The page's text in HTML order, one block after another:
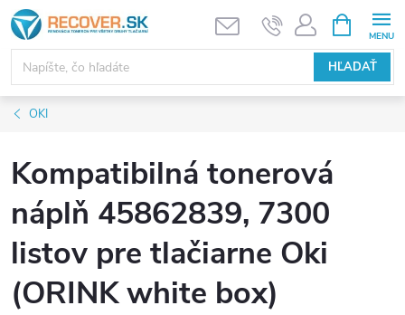
Prejsť
na
obsah
HĽADAŤ
KOŠÍK
OKI
Kompatibilná tonerová
náplň 45862839, 7300
listov pre tlačiarne Oki
(ORINK white box)